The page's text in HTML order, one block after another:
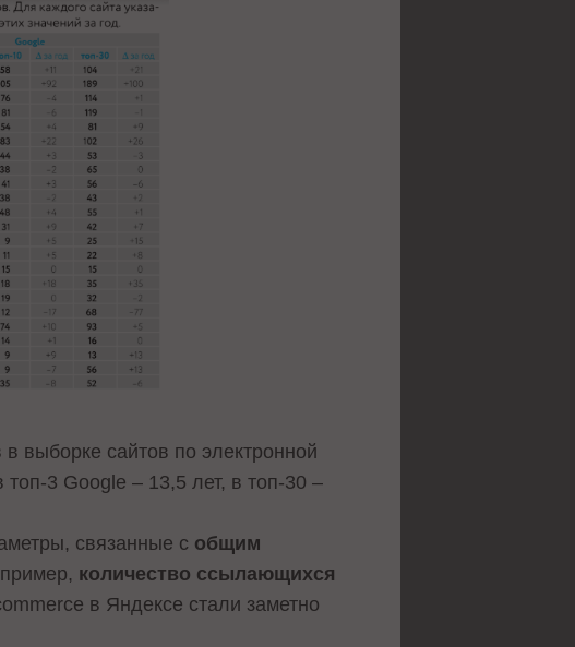
выборке сайтов по электронной
3 Google – 13,5 лет, в топ-30 –
связанные с общим
количество ссылающихся
в Яндексе стали заметно